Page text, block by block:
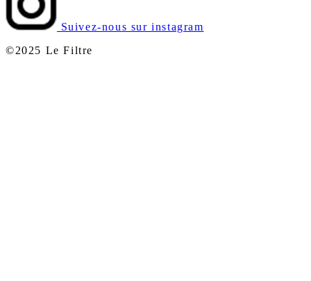
Suivez-nous sur instagram
©2025 Le Filtre